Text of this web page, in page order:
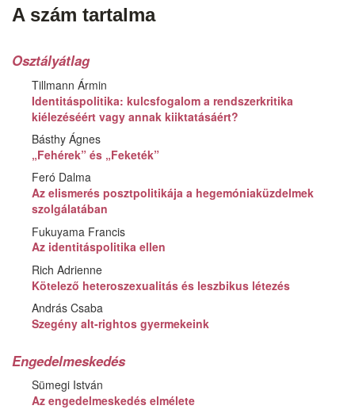
A szám tartalma
Osztályátlag
Tillmann Ármin
Identitáspolitika: kulcsfogalom a rendszerkritika
kiélezéséért vagy annak kiiktatásáért?
Básthy Ágnes
„Fehérek” és „Feketék”
Feró Dalma
Az elismerés posztpolitikája a hegemóniaküzdelmek
szolgálatában
Fukuyama Francis
Az identitáspolitika ellen
Rich Adrienne
Kötelező heteroszexualitás és leszbikus létezés
András Csaba
Szegény alt-rightos gyermekeink
Engedelmeskedés
Sümegi István
Az engedelmeskedés elmélete